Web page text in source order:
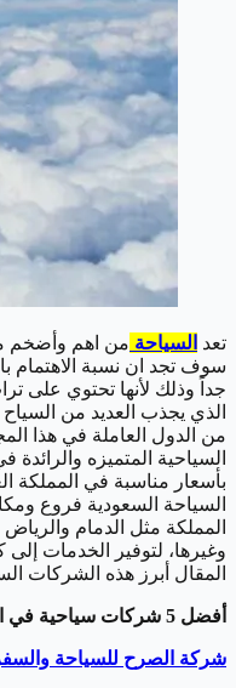
تعد السياحة من اهم وأضخم
سوف تجد ان نسبة الاهتمام
جداً وذلك لأنها تحتوي على
الذي يجذب العديد من
من الدول العاملة في هذا
السياحية المتميزه
بأسعار مناسبة في المملكة
السياحة السعودية فروع
المملكة مثل الدمام
وغيرها، لتوفير الخدمات
المقال أبرز هذه الشركات
أفضل 5 شركات سياحية في السعودية
شركة الصرح للسياحة